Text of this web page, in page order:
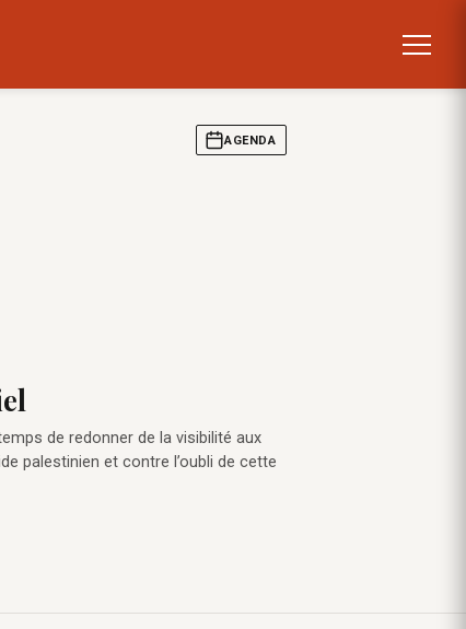
AGENDA
de redonner de la visibilité aux
palestinien et contre l’oubli de cette